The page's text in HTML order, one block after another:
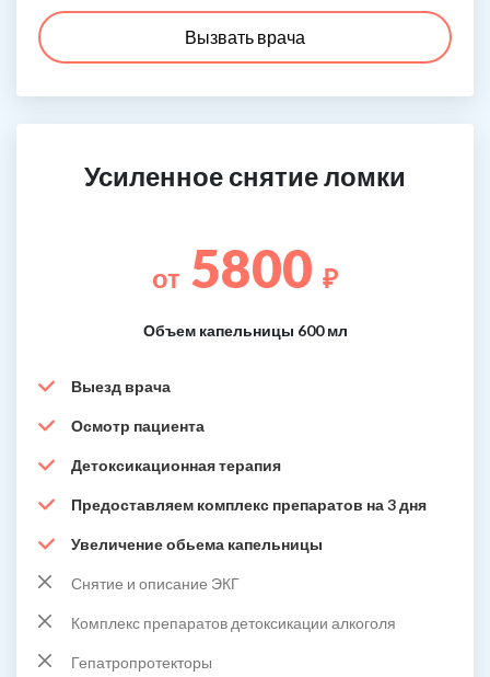
Вызвать врача
Усиленное снятие ломки
от 5800 ₽
Объем капельницы 600 мл
Выезд врача
Осмотр пациента
Детоксикационная терапия
Предоставляем комплекс препаратов на 3 дня
Увеличение обьема капельницы
Снятие и описание ЭКГ
Комплекс препаратов детоксикации алкоголя
Гепатропротекторы